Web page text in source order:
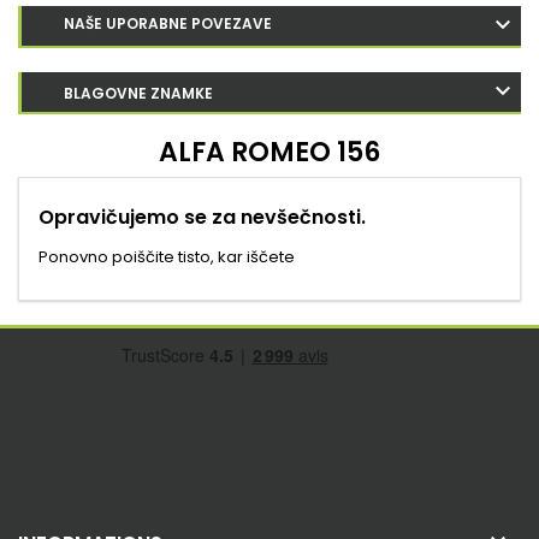
NAŠE UPORABNE POVEZAVE
BLAGOVNE ZNAMKE
ALFA ROMEO 156
Opravičujemo se za nevšečnosti.
Ponovno poiščite tisto, kar iščete